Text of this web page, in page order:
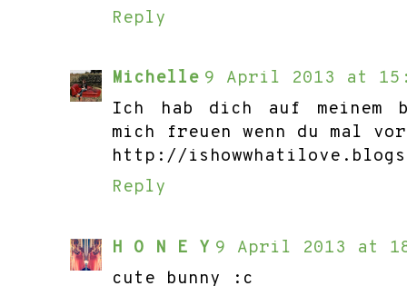
Reply
Michelle 9 April 2013 at
Ich hab dich auf meinem
mich freuen wenn du mal
http://
Reply
H O N E Y 9 April 2013 at
cute bunny :c